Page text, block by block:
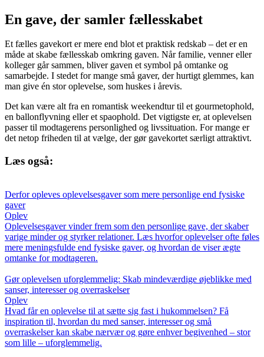
En gave, der samler fællesskabet
Et fælles gavekort er mere end blot et praktisk redskab – det er en
måde at skabe fællesskab omkring gaven. Når familie, venner eller
kolleger går sammen, bliver gaven et symbol på omtanke og
samarbejde. I stedet for mange små gaver, der hurtigt glemmes, kan
man give én stor oplevelse, som huskes i årevis.
Det kan være alt fra en romantisk weekendtur til et gourmetophold,
en ballonflyvning eller et spaophold. Det vigtigste er, at oplevelsen
passer til modtagerens personlighed og livssituation. For mange er
det netop friheden til at vælge, der gør gavekortet særligt attraktivt.
Læs også:
Derfor opleves oplevelsesgaver som mere personlige end fysiske
gaver
Oplev
Oplevelsesgaver vinder frem som den personlige gave, der skaber
varige minder og styrker relationer. Læs hvorfor oplevelser ofte føles
mere meningsfulde end fysiske gaver, og hvordan de viser ægte
omtanke for modtageren.
Gør oplevelsen uforglemmelig: Skab mindeværdige øjeblikke med
sanser, interesser og overraskelser
Oplev
Hvad får en oplevelse til at sætte sig fast i hukommelsen? Få
inspiration til, hvordan du med sanser, interesser og små
overraskelser kan skabe nærvær og gøre enhver begivenhed – stor
som lille – uforglemmelig.